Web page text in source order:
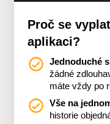
Proč se
aplikaci?
Jednoduché
žádné
máte vždy po
Vše na
historie